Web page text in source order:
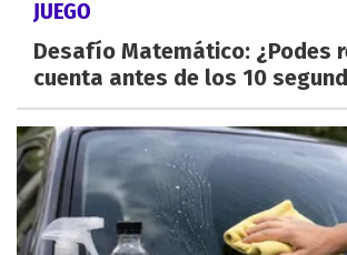
JUEGO
Desafío Matemático: ¿Podes
cuenta antes de los 10